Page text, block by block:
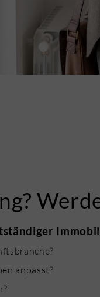
anpasst?